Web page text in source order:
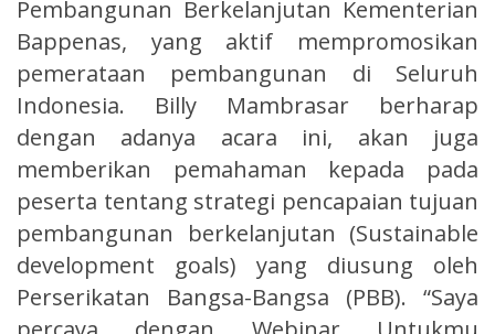
Pembangunan Berkelanjutan Kementerian
Bappenas, yang aktif mempromosikan
pemerataan pembangunan di Seluruh
Indonesia. Billy Mambrasar berharap
dengan adanya acara ini, akan juga
memberikan pemahaman kepada pada
peserta tentang strategi pencapaian tujuan
pembangunan berkelanjutan (Sustainable
development goals) yang diusung oleh
Perserikatan Bangsa-Bangsa (PBB). “Saya